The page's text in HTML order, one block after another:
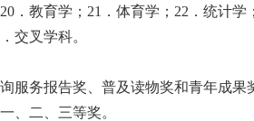
．教育学；21．体育学；22．统计学
交叉学科。
务报告奖、普及读物奖和青年成果
、二、三等奖。